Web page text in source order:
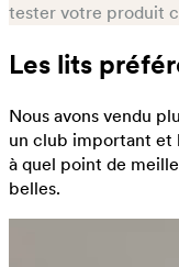
tester votre produit
Les lits
Nous avons vendu
un club important et
à quel point de
belles.